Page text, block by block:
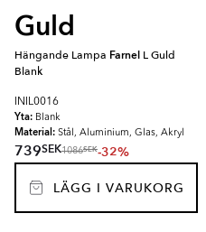
Guld
Hängande Lampa Farnel L Guld
Blank
INIL0016
Yta: Blank
Material: Stål, Aluminium, Glas, Akryl
739SEK1086SEK-32%
LÄGG I VARUKORG